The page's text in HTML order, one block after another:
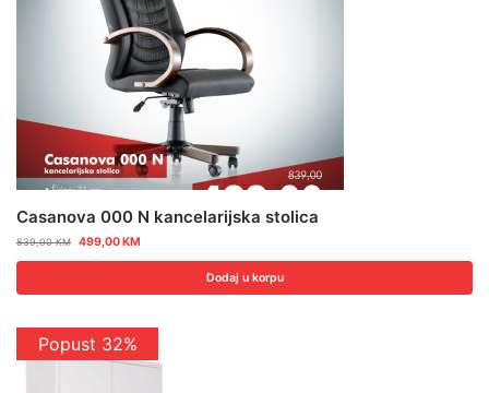
Casanova 000 N kancelarijska stolica
839,00KM 499,00KM
Dodaj u korpu
Popust 32%
Popust 15%